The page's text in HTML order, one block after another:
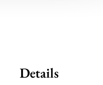
Details